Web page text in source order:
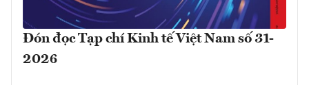
Đón đọc Tạp chí Kinh tế Việt Nam số 31-
2026